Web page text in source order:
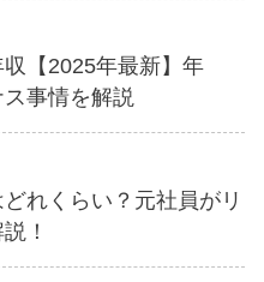
【2025年最新】年
事情を解説
れくらい？元社員がリ
！